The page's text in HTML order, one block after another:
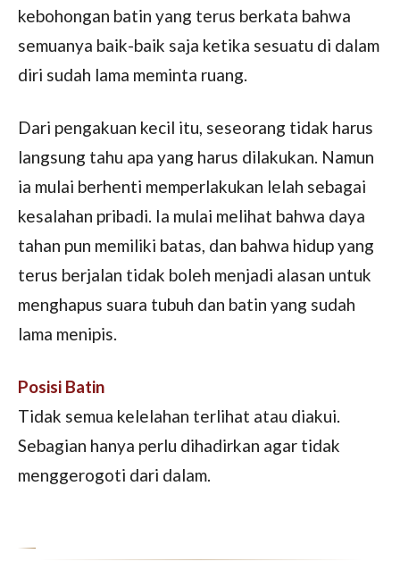
kebohongan batin yang terus berkata bahwa
semuanya baik-baik saja ketika sesuatu di dalam
diri sudah lama meminta ruang.
Dari pengakuan kecil itu, seseorang tidak harus
langsung tahu apa yang harus dilakukan. Namun
ia mulai berhenti memperlakukan lelah sebagai
kesalahan pribadi. Ia mulai melihat bahwa daya
tahan pun memiliki batas, dan bahwa hidup yang
terus berjalan tidak boleh menjadi alasan untuk
menghapus suara tubuh dan batin yang sudah
lama menipis.
Posisi Batin
Tidak semua kelelahan terlihat atau diakui.
Sebagian hanya perlu dihadirkan agar tidak
menggerogoti dari dalam.